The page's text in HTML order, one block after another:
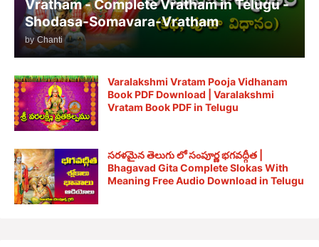
Vratham - Complete Vratham in Telugu -
Shodasa-Somavara-Vratham
by Chanti
Varalakshmi Vratam Pooja Vidhanam
Book PDF Download | Varalakshmi
Vratam Book PDF in Telugu
సరళమైన తెలుగు లో సంపూర్ణ భగవద్గీత |
Bhagavad Gita Complete Slokas With
Meaning Free Audio Download in Telugu